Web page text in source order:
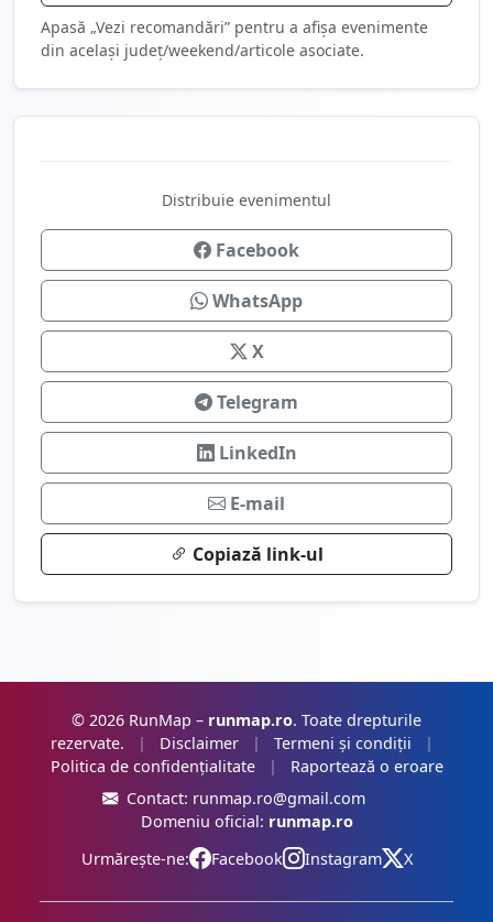
Apasă „Vezi recomandări” pentru a afișa evenimente
din același județ/weekend/articole asociate.
Distribuie evenimentul
Facebook
WhatsApp
X
Telegram
LinkedIn
E-mail
Copiază link-ul
© 2026 RunMap – runmap.ro. Toate drepturile
rezervate.
| Disclaimer | Termeni și condiții
|
Politica de confidențialitate
|
Raportează o eroare
Contact: runmap.ro@gmail.com
Domeniu oficial: runmap.ro
Urmărește-ne:
Facebook Instagram X